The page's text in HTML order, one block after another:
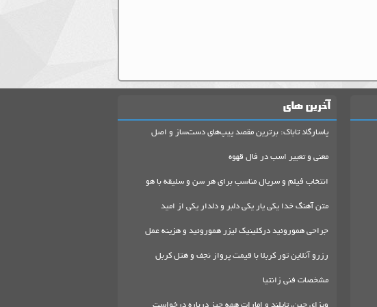
آخرین های
پاسارگاد تاباک: برترین مقصد پیپ‌های دست‌ساز و اصل
معنی و تعبیر اسب در فال قهوه
انتخاب فیلم و سریال مناسب برای هر سن و سلیقه با هو
متن آهنگ خدا یکی یار یکی دلبر و دلدار یکی از امید
جراحی هموروئید درکلینیک لیزر هموروئید و هزینه عمل
رزرو آنلاین تور کربلا با قیمت پرواز نجف و هتل کربل
مشخصات فنی زانتیا